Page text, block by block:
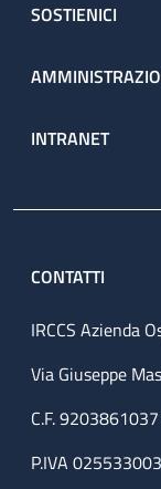
SOSTIENICI
INTRANET
CONTATTI
IRCCS Azienda
Via Giuseppe
C.F.
P.IVA